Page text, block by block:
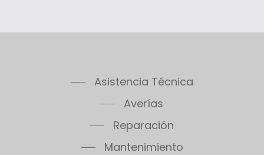
Asistencia Técnica
Averías
Reparación
Mantenimiento